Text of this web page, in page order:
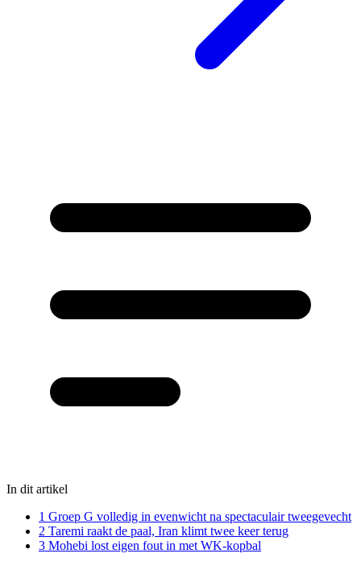
In dit artikel
1 Groep G volledig in evenwicht na spectaculair tweegevecht
2 Taremi raakt de paal, Iran klimt twee keer terug
3 Mohebi lost eigen fout in met WK-kopbal